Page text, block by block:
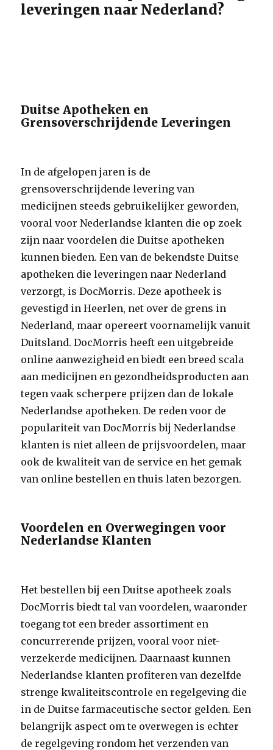
leveringen naar Nederland?
Duitse Apotheken en
Grensoverschrijdende Leveringen
In de afgelopen jaren is de
grensoverschrijdende levering van
medicijnen steeds gebruikelijker geworden,
vooral voor Nederlandse klanten die op zoek
zijn naar voordelen die Duitse apotheken
kunnen bieden. Een van de bekendste Duitse
apotheken die leveringen naar Nederland
verzorgt, is DocMorris. Deze apotheek is
gevestigd in Heerlen, net over de grens in
Nederland, maar opereert voornamelijk vanuit
Duitsland. DocMorris heeft een uitgebreide
online aanwezigheid en biedt een breed scala
aan medicijnen en gezondheidsproducten aan
tegen vaak scherpere prijzen dan de lokale
Nederlandse apotheken. De reden voor de
populariteit van DocMorris bij Nederlandse
klanten is niet alleen de prijsvoordelen, maar
ook de kwaliteit van de service en het gemak
van online bestellen en thuis laten bezorgen.
Voordelen en Overwegingen voor
Nederlandse Klanten
Het bestellen bij een Duitse apotheek zoals
DocMorris biedt tal van voordelen, waaronder
toegang tot een breder assortiment en
concurrerende prijzen, vooral voor niet-
verzekerde medicijnen. Daarnaast kunnen
Nederlandse klanten profiteren van dezelfde
strenge kwaliteitscontrole en regelgeving die
in de Duitse farmaceutische sector gelden. Een
belangrijk aspect om te overwegen is echter
de regelgeving rondom het verzenden van